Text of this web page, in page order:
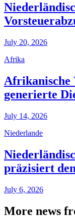
July 20, 2026
Afrika
Afrikanische
generierte
July 14, 2026
Niederlande
präzisiert
July 6, 2026
More news